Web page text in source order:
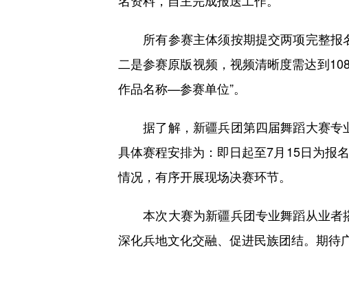
所有参赛主体须按期提交两项完整报
二是参赛原版视频，视频清晰度需达到
作品名称—参赛单位”。
据了解，新疆兵团第四届舞蹈大赛专
具体赛程安排为：即日起至7月15日为报
情况，有序开展现场决赛环节。
本次大赛为新疆兵团专业舞蹈从业者
深化兵地文化交融、促进民族团结。期待